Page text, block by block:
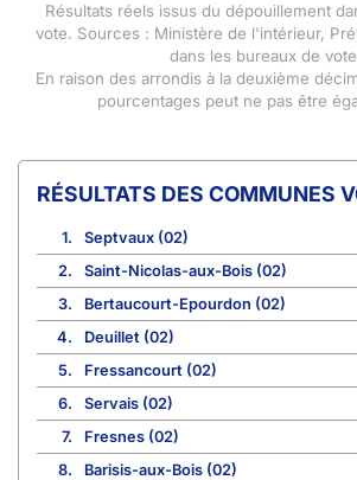
Résultats réels issus du dépouillement
vote. Sources : Ministère de l'intérieur,
dans les bureaux de
En raison des arrondis à la deuxième
pourcentages peut ne pas être
COMMUNES
1.
Septvaux (02)
2.
Saint-Nicolas-aux-Bois (02)
3.
Bertaucourt-Epourdon (02)
4.
Deuillet (02)
5.
Fressancourt (02)
6.
Servais (02)
7.
Fresnes (02)
8.
Barisis-aux-Bois (02)